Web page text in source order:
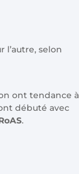
selon
ont tendance à
débuté avec
.